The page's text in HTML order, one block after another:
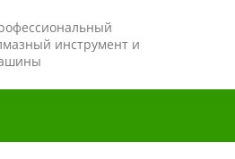
инструмент и